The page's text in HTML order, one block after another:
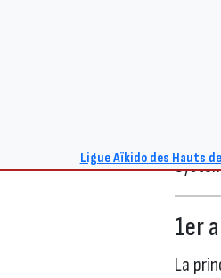
Ligue Aïkido des Hauts
1er
La